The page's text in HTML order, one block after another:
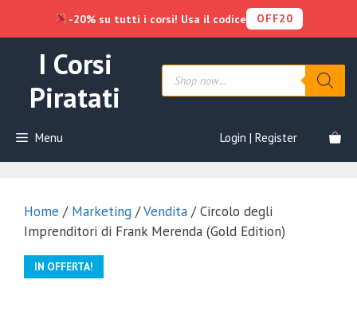
contenuto
I Corsi
Piratati
Products
search
Menu Login | Register
Home / Marketing /Vendita / Circolo degli
Imprenditori di Frank Merenda (Gold Edition)
IN OFFERTA!
-20% su tutti i corsi! Usa il codice OFF20